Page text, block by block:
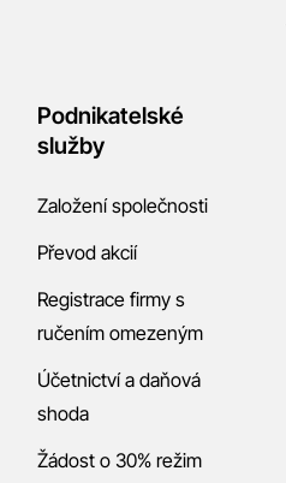
Podnikatelské
služby
Založení společnosti
Převod akcií
Registrace firmy s
ručením omezeným
Účetnictví a daňová
shoda
Žádost o 30% režim